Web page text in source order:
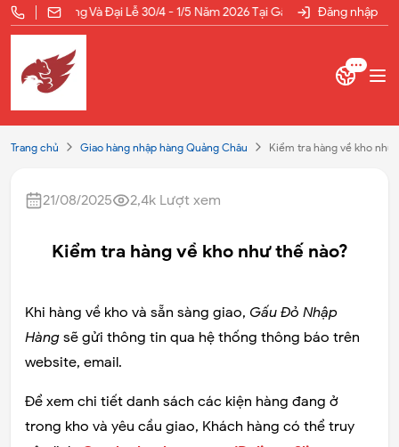
Hùng Vương Và Đại Lễ 30/4 - 1/5 Năm 2026 Tại Gấu Đỏ Nhập Hàng
Đăng nhập
Trang chủ Giao hàng nhập hàng Quảng Châu Kiểm tra hàng về kho như
21/08/2025 2,4k Lượt xem
Kiểm tra hàng về kho như thế nào?
Khi hàng về kho và sẵn sàng giao, Gấu Đỏ Nhập
Hàng sẽ gửi thông tin qua hệ thống thông báo trên
website, email.
Để xem chi tiết danh sách các kiện hàng đang ở
trong kho và yêu cầu giao, Khách hàng có thể truy